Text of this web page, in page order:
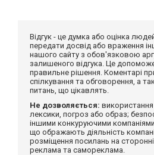
Відгук - це думка або оцінка
передати досвід або враження
нашого сайту з обов'язковою
залишеного відгука. Це
правильне рішення. Коментарі
спілкування та обговорення, а
питань, що цікавлять.
Не дозволяється:
лексики, погроз або образ;
іншими конкуруючими
що ображають діяльність
розміщення посилань на
реклама та самореклама.